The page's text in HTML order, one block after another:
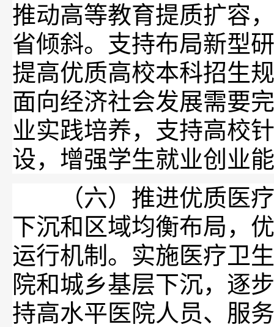
推动高等教育提质扩容
省倾斜。支持布局新型
提高优质高校本科招生
面向经济社会发展需要
业实践培养，支持高校
设，增强学生就业创业
（六）推进优质医疗
下沉和区域均衡布局，
运行机制。实施医疗卫
院和城乡基层下沉，逐
持高水平医院人员、服